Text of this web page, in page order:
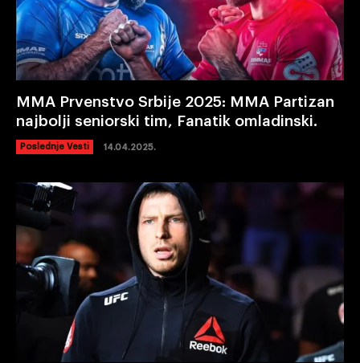
MMA Prvenstvo Srbije 2025: MMA Partizan
najbolji seniorski tim, Fanatik omladinski.
Poslednje Vesti 14.04.2025.